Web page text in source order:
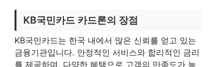
KB국민카드 카드론의 장점
KB국민카드는 한국 내에서 많은 신뢰를 얻고 있는
금융기관입니다. 안정적인 서비스와 합리적인 금리
를 제공하며, 다양한 혜택으로 고객의 만족도가 높